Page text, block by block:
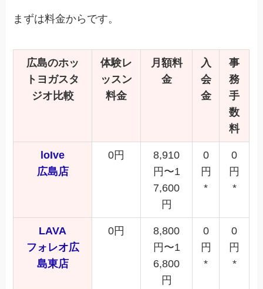
まずは料金からです。
広島のホッ
トヨガスタ
ジオ比較
体験レ
ッスン
料金
月額料
金
入
会
金
事
務
手
数
料
loIve
広島店
0円
8,910
円〜1
7,600
円
0
円
*
0
円
*
LAVA
フォレオ広
島東店
0円
8,800
円〜1
6,800
円
0
円
*
0
円
*